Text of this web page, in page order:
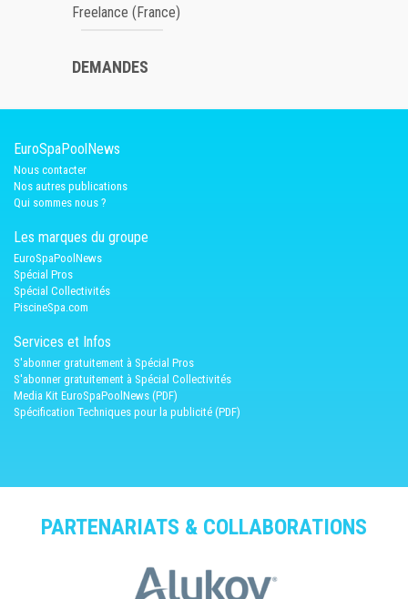
Freelance (France)
DEMANDES
EuroSpaPoolNews
Nous contacter
Nos autres publications
Qui sommes nous ?
Les marques du groupe
EuroSpaPoolNews
Spécial Pros
Spécial Collectivités
PiscineSpa.com
Services et Infos
S'abonner gratuitement à Spécial Pros
S'abonner gratuitement à Spécial Collectivités
Media Kit EuroSpaPoolNews (PDF)
Spécification Techniques pour la publicité (PDF)
PARTENARIATS & COLLABORATIONS